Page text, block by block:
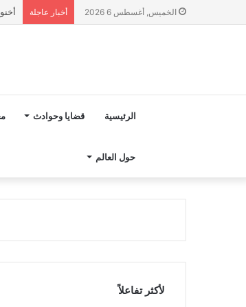
الخميس, أغسطس 6 2026 أخبار عاجلة أخنوش
الرئيسية قضايا وحوادث
حول العالم
لأكثر تفاعلاً